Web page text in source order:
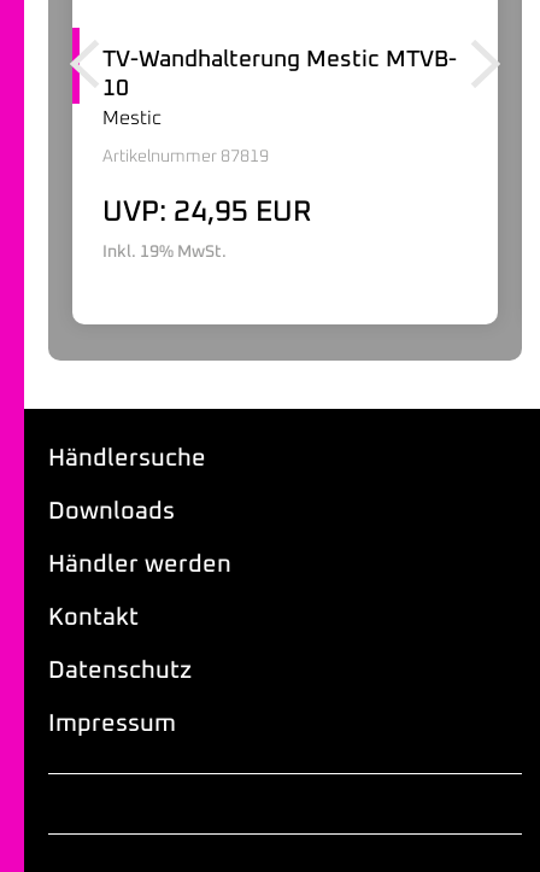
TV-Wandhalterung Mestic MTVB-
10
Mestic
Artikelnummer 87819
UVP: 24,95 EUR
Inkl. 19% MwSt.
Händlersuche
Downloads
Händler werden
Kontakt
Datenschutz
Impressum